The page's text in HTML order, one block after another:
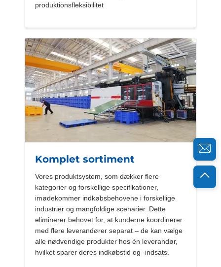
produktionsfleksibilitet
Komplet sortiment
Vores produktsystem, som dækker flere
kategorier og forskellige specifikationer,
imødekommer indkøbsbehovene i forskellige
industrier og mangfoldige scenarier. Dette
eliminerer behovet for, at kunderne koordinerer
med flere leverandører separat – de kan vælge
alle nødvendige produkter hos én leverandør,
hvilket sparer deres indkøbstid og -indsats.